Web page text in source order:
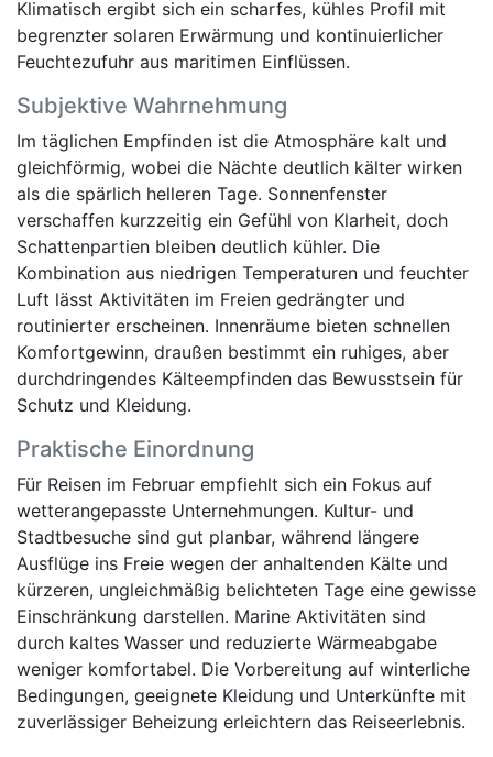
Klimatisch ergibt sich ein scharfes, kühles Profil mit
begrenzter solaren Erwärmung und kontinuierlicher
Feuchtezufuhr aus maritimen Einflüssen.
Subjektive Wahrnehmung
Im täglichen Empfinden ist die Atmosphäre kalt und
gleichförmig, wobei die Nächte deutlich kälter wirken
als die spärlich helleren Tage. Sonnenfenster
verschaffen kurzzeitig ein Gefühl von Klarheit, doch
Schattenpartien bleiben deutlich kühler. Die
Kombination aus niedrigen Temperaturen und feuchter
Luft lässt Aktivitäten im Freien gedrängter und
routinierter erscheinen. Innenräume bieten schnellen
Komfortgewinn, draußen bestimmt ein ruhiges, aber
durchdringendes Kälteempfinden das Bewusstsein für
Schutz und Kleidung.
Praktische Einordnung
Für Reisen im Februar empfiehlt sich ein Fokus auf
wetterangepasste Unternehmungen. Kultur- und
Stadtbesuche sind gut planbar, während längere
Ausflüge ins Freie wegen der anhaltenden Kälte und
kürzeren, ungleichmäßig belichteten Tage eine gewisse
Einschränkung darstellen. Marine Aktivitäten sind
durch kaltes Wasser und reduzierte Wärmeabgabe
weniger komfortabel. Die Vorbereitung auf winterliche
Bedingungen, geeignete Kleidung und Unterkünfte mit
zuverlässiger Beheizung erleichtern das Reiseerlebnis.